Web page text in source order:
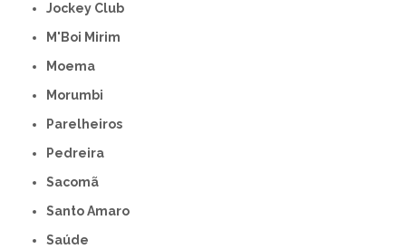
Jockey Club
M'Boi Mirim
Moema
Morumbi
Parelheiros
Pedreira
Sacomã
Santo Amaro
Saúde